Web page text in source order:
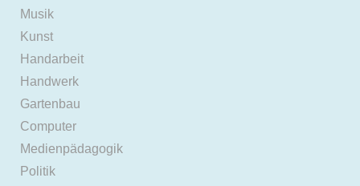
Musik
Kunst
Handarbeit
Handwerk
Gartenbau
Computer
Medienpädagogik
Politik